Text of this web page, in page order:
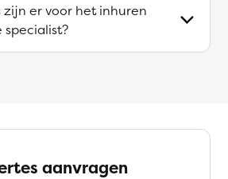
zijn er voor het inhuren
specialist?
aanvragen